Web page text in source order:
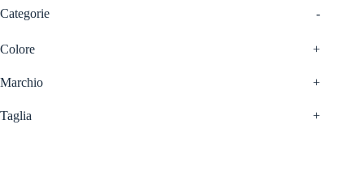
Categorie
-
Colore +
Marchio +
Taglia +